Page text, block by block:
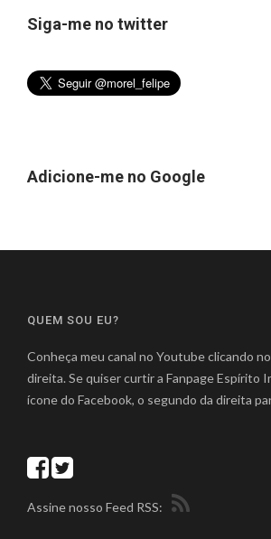
Siga-me no twitter
Adicione-me no Google
QUEM SOU EU?
Conheça meu canal no Youtube clicando
direita. Se quiser curtir a Fanpage Espírito
ícone do Facebook, o segundo da direita
Assine nosso Feed RSS: